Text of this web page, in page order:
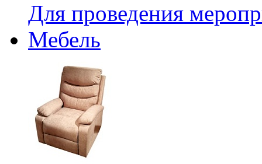
Для проведения
Мебель